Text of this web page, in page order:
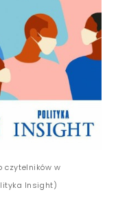
czytelników w
Insight)